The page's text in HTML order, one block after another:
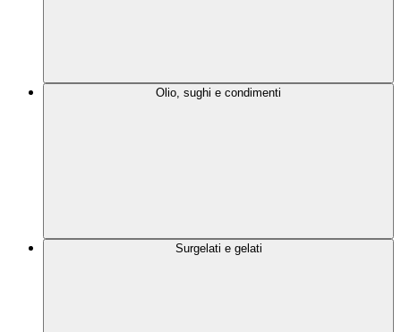
Olio, sughi e condimenti
Surgelati e gelati